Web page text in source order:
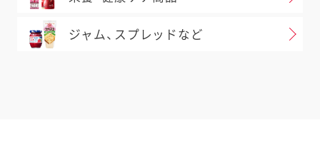
ジャム、スプレッドなど